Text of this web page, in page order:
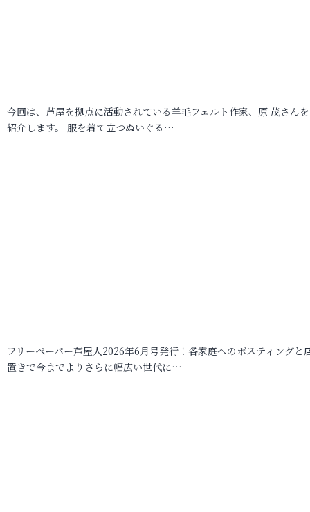
今回は、芦屋を拠点に活動されている羊毛フェルト作家、原 茂さん
紹介します。 服を着て立つぬいぐる…
フリーペーパー芦屋人2026年6月号発行！各家庭へのポスティングと
置きで今までよりさらに幅広い世代に…